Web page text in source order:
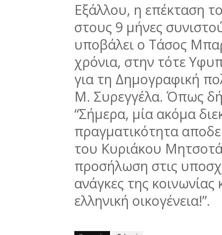
Εξάλλου, η επέκταση
στους 9 μήνες
υποβάλει ο Τάσος
χρόνια, στην τότε
για τη Δημογραφική
M. Συρεγγέλα. Όπως
“Σήμερα, μία ακόμα
πραγματικότητα
του Κυριάκου
προσήλωση στις
ανάγκες της κοινωνίας
ελληνική οικογένεια!”.